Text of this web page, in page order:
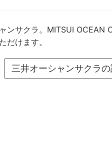
ンサクラ。MITSUI OCEAN
だけます。
三井オーシャンサクラ